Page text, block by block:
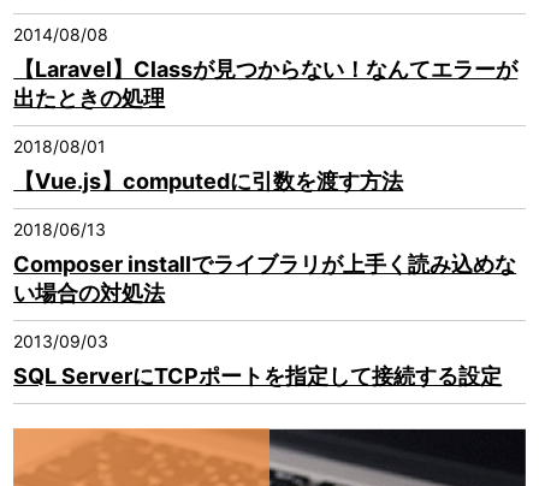
2014/08/08
【Laravel】Classが見つからない！なんてエラーが
出たときの処理
2018/08/01
【Vue.js】computedに引数を渡す方法
2018/06/13
Composer installでライブラリが上手く読み込めな
い場合の対処法
2013/09/03
SQL ServerにTCPポートを指定して接続する設定